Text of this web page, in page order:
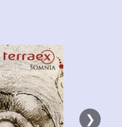
❯